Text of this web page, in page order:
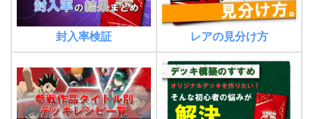
封入率検証 レアの見分け方